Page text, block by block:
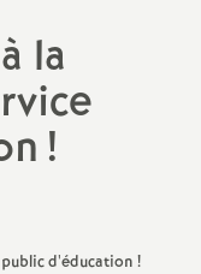
a
t
N
la
!